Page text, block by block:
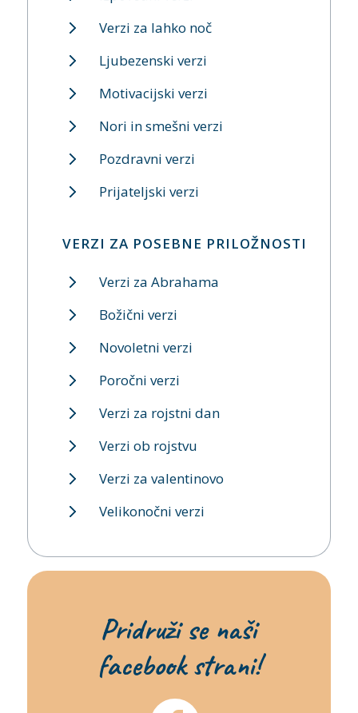
Verzi za lahko noč
Ljubezenski verzi
Motivacijski verzi
Nori in smešni verzi
Pozdravni verzi
Prijateljski verzi
VERZI ZA POSEBNE PRILOŽNOSTI
Verzi za Abrahama
Božični verzi
Novoletni verzi
Poročni verzi
Verzi za rojstni dan
Verzi ob rojstvu
Verzi za valentinovo
Velikonočni verzi
Pridruži se naši
facebook strani!